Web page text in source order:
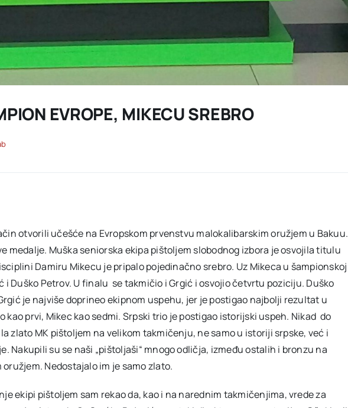
EVROPE, MIKECU SREBRO
otvorili učešće na Evropskom prvenstvu malokalibarskim oružjem u Bakuu.
medalje. Muška seniorska ekipa pištoljem slobodnog izbora je osvojila titulu
Damiru Mikecu je pripalo pojedinačno srebro. Uz Mikeca u šampionskoj
i Duško Petrov. U finalu se takmičio i Grgić i osvojio četvrtu poziciju. Duško
je najviše doprineo ekipnom uspehu, jer je postigao najbolji rezultat u
kao prvi, Mikec kao sedmi. Srpski trio je postigao istorijski uspeh. Nikad do
zlato MK pištoljem na velikom takmičenju, ne samo u istoriji srpske, već i
Nakupili su se naši „pištoljaši“ mnogo odličja, između ostalih i bronzu na
Nedostajalo im je samo zlato.
ekipi pištoljem sam rekao da, kao i na narednim takmičenjima, vrede za